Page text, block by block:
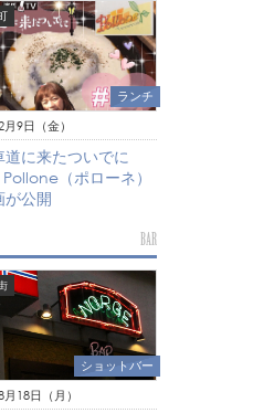
ランチ
9日（金）
道に来たついでに
（ポローネ）
が公開
BAR
ショットバー
18日（月）